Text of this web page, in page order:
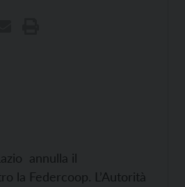
annulla il
la Federcoop. L’Autorità